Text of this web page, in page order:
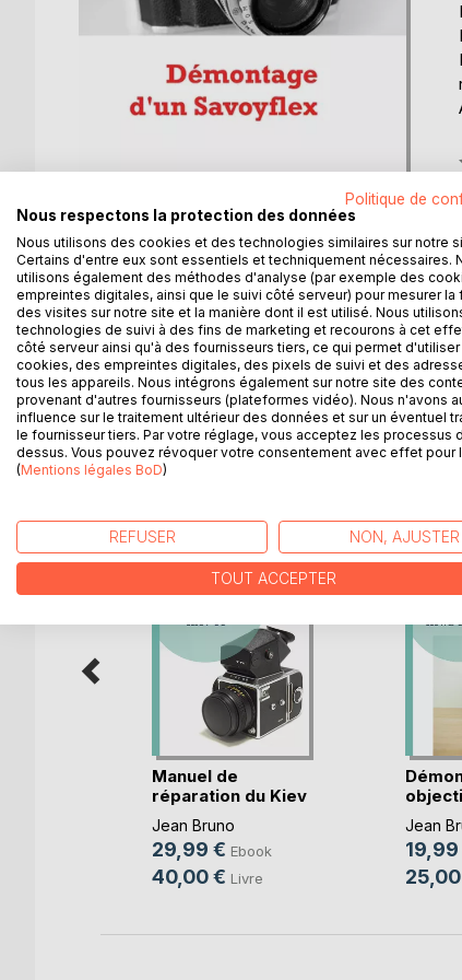
DESCRIPTION
Cet ouvrage vous guidera dans le
AUTEUR(S)
D’AUTRES TITRES À
Manuel de
réparation du Kiev
88
Jean Bruno
29,99 € Ebook
40,00 € Livre
mm
Jean
19,99
Politique de
Nous respectons la protection des données
Nous utilisons des cookies et des technologies similaires sur notre
Certains d'entre eux sont essentiels et techniquement nécessaires.
utilisons également des méthodes d'analyse (par exemple des
empreintes digitales, ainsi que le suivi côté serveur) pour mesurer la
des visites sur notre site et la manière dont il est utilisé. Nous
technologies de suivi à des fins de marketing et recourons à cet
côté serveur ainsi qu'à des fournisseurs tiers, ce qui permet
cookies, des empreintes digitales, des pixels de suivi et des
tous les appareils. Nous intégrons également sur notre site des
provenant d'autres fournisseurs (plateformes vidéo). Nous n'avons
influence sur le traitement ultérieur des données et sur un éventuel
le fournisseur tiers. Par votre réglage, vous acceptez les processus
dessus. Vous pouvez révoquer votre consentement avec effet pour
(Mentions légales BoD)
REFUSER NON, AJUSTER
TOUT ACCEPTER